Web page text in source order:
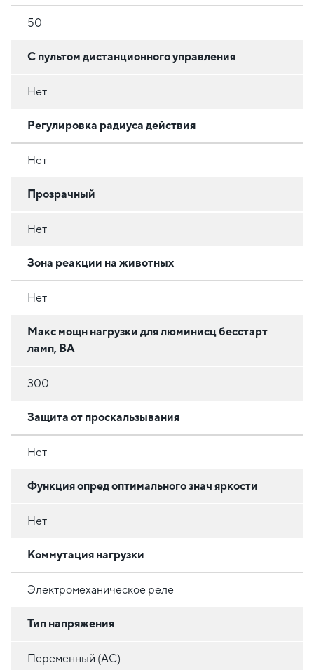
50
С пультом дистанционного управления
Нет
Регулировка радиуса действия
Нет
Прозрачный
Нет
Зона реакции на животных
Нет
Макс мощн нагрузки для люминисц бесстарт
ламп, ВА
300
Защита от проскальзывания
Нет
Функция опред оптимального знач яркости
Нет
Коммутация нагрузки
Электромеханическое реле
Тип напряжения
Переменный (AC)